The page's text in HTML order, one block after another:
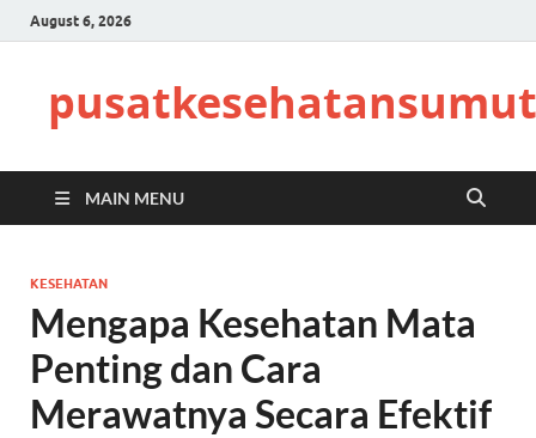
August 6, 2026
MAIN MENU
KESEHATAN
Mengapa Kesehatan Mata
Penting dan Cara
Merawatnya Secara Efektif